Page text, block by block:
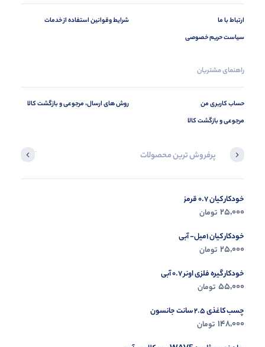
ارتباط با ما
سیاست حریم خصوصی
شرایط وقوانین استفاده از خدمات
راهنمای مشتریان
حساب کاربری من
مرجوعی و بازگشت کالا
روش های ارسال، مرجوعی و بازگشت کالا
پرفروش ترین محصولات آخرین
خودکار کیان 0.7 قرمز
25,000 تومان
خودکار کیان 1میل- آبی
25,000 تومان
خودکار گیره فلزی اونر 0.7 آبی
55,000 تومان
چسب کاغذی 2.5 سانت جانسون
148,000 تومان